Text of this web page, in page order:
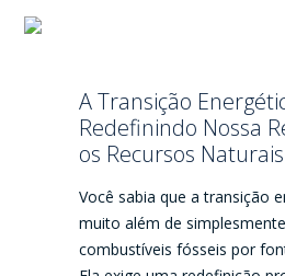
A Transição
Redefinindo Nossa
os Recursos Naturais
Você sabia que a transição
muito além de
combustíveis fósseis por